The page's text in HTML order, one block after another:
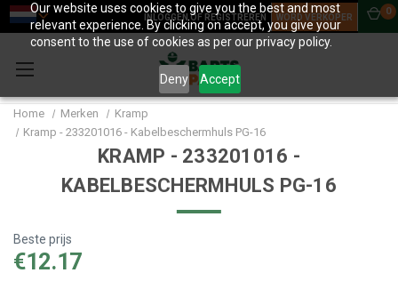
Our website uses cookies to give you the best and most
relevant experience. By clicking on accept, you give your
consent to the use of cookies as per our privacy policy.
Deny Accept
INLOGGEN OF REGISTREREN WORD VERKOPER
0
Home Merken
Kramp
Kramp - 233201016 - Kabelbeschermhuls PG-16
KRAMP - 233201016 -
KABELBESCHERMHULS PG-16
Beste prijs
€12.17